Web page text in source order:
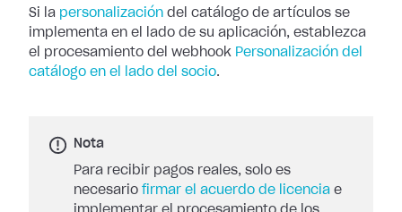
Si la personalización del catálogo de artículos se
implementa en el lado de su aplicación, establezca
el procesamiento del webhook Personalización del
catálogo en el lado del socio.
Nota
Para recibir pagos reales, solo es
necesario firmar el acuerdo de licencia e